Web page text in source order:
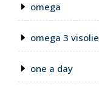
omega
omega 3 visolie
one a day